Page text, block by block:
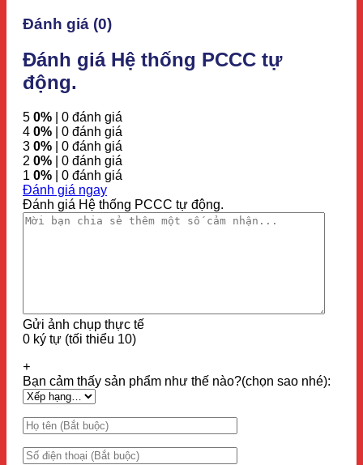
Đánh giá (0)
Đánh giá Hệ thống PCCC tự
động.
5 0% | 0 đánh giá
4 0% | 0 đánh giá
3 0% | 0 đánh giá
2 0% | 0 đánh giá
1 0% | 0 đánh giá
Đánh giá ngay
Đánh giá Hệ thống PCCC tự động.
Gửi ảnh chụp thực tế
0 ký tự (tối thiểu 10)
+
Bạn cảm thấy sản phẩm như thế nào?(chọn sao nhé):